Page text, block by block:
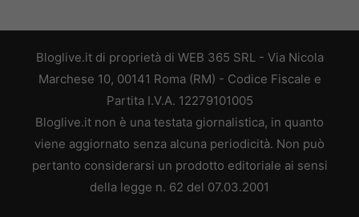
Bloglive.it di proprietà di WEB 365 SRL - Via Nicola
Marchese 10, 00141 Roma (RM) - Codice Fiscale e
Partita I.V.A. 12279101005
Bloglive.it non è una testata giornalistica, in quanto
viene aggiornato senza alcuna periodicità. Non può
pertanto considerarsi un prodotto editoriale ai sensi
della legge n. 62 del 07.03.2001